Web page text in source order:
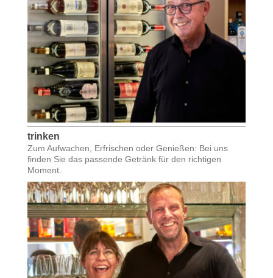
trinken
Zum Aufwachen, Erfrischen oder Genießen: Bei uns
finden Sie das passende Getränk für den richtigen
Moment.